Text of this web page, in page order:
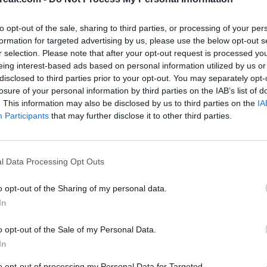
opt-out of the sale, sharing to third parties, or processing of your
for targeted advertising by us, please use the below opt-out
selection. Please note that after your opt-out request is processed
interest-based ads based on personal information utilized by us
to third parties prior to your opt-out. You may separately
of your personal information by third parties on the IAB’s list of
This information may also be disclosed by us to third parties on the
Participants that may further disclose it to other third parties.
Data Processing Opt Outs
opt-out of the Sharing of my personal data.
opt-out of the Sale of my Personal Data.
si
devrait en recevoir une pour avoir été finaliste,
être réservées à d'autres joueurs,
qualifications. Dans son podcast, Rusedski
les qualifications ou simplement se verra-t-il
Je ne suis pas entièrement convaincu qu'il
invitation pour les qualifications serait plus
cette décision".